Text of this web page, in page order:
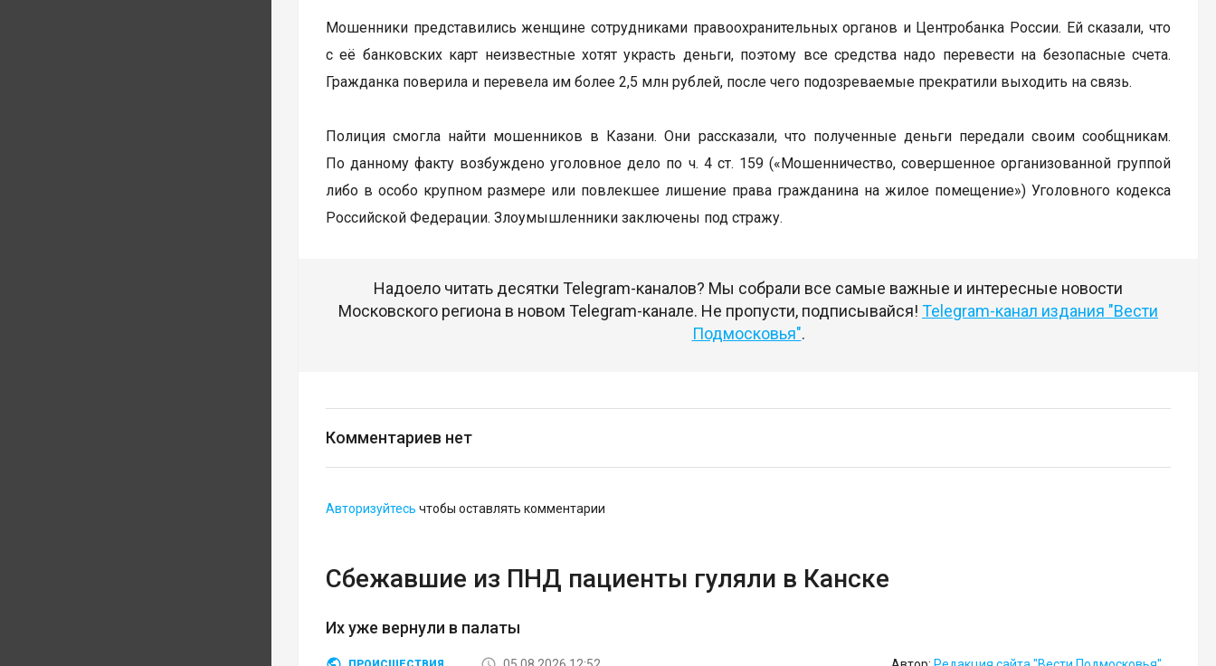
Мошенники представились женщине сотрудниками правоохранительных органов и Центробанка России. Ей сказали, что
с её банковских карт неизвестные хотят украсть деньги, поэтому все средства надо перевести на безопасные счета.
Гражданка поверила и перевела им более 2,5 млн рублей, после чего подозреваемые прекратили выходить на связь.
Полиция смогла найти мошенников в Казани. Они рассказали, что полученные деньги передали своим сообщникам.
По данному факту возбуждено уголовное дело по ч. 4 ст. 159 («Мошенничество, совершенное организованной группой
либо в особо крупном размере или повлекшее лишение права гражданина на жилое помещение») Уголовного кодекса
Российской Федерации. Злоумышленники заключены под стражу.
Надоело читать десятки Telegram-каналов? Мы собрали все самые важные и интересные новости
Московского региона в новом Telegram-канале. Не пропусти, подписывайся! Telegram-канал издания "Вести
Подмосковья".
Комментариев нет
Авторизуйтесь чтобы оставлять комментарии
Сбежавшие из ПНД пациенты гуляли в Канске
Их уже вернули в палаты